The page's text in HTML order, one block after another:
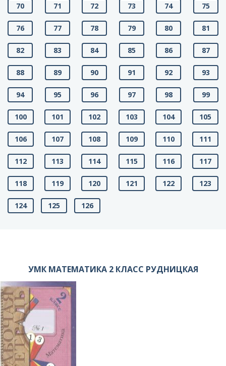
70 71 72 73 74 75
76 77 78 79 80 81
82 83 84 85 86 87
88 89 90 91 92 93
94 95 96 97 98 99
100 101 102 103 104 105
106 107 108 109 110 111
112 113 114 115 116 117
118 119 120 121 122 123
124 125 126
УМК МАТЕМАТИКА 2 КЛАСС РУДНИЦКАЯ